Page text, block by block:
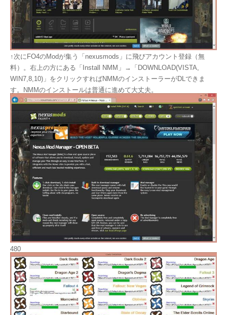
↑次にFO4のModが集う「nexusmods」に飛びアカウント登録（無
料）。右上の方にある「Install NMM」→「DOWNLOAD(VISTA,
WIN7,8,10)」をクリックすればNMMのインストーラーがDLできま
す。NMMのインストールは普通に進めて大丈夫。
480